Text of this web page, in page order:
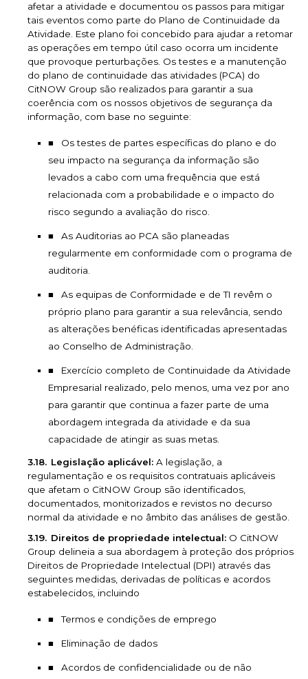
afetar a atividade e documentou os passos para mitigar
tais eventos como parte do Plano de Continuidade da
Atividade. Este plano foi concebido para ajudar a retomar
as operações em tempo útil caso ocorra um incidente
que provoque perturbações. Os testes e a manutenção
do plano de continuidade das atividades (PCA) do
CitNOW Group são realizados para garantir a sua
coerência com os nossos objetivos de segurança da
informação, com base no seguinte:
Os testes de partes específicas do plano e do
seu impacto na segurança da informação são
levados a cabo com uma frequência que está
relacionada com a probabilidade e o impacto do
risco segundo a avaliação do risco.
As Auditorias ao PCA são planeadas
regularmente em conformidade com o programa de
auditoria.
As equipas de Conformidade e de TI revêm o
próprio plano para garantir a sua relevância, sendo
as alterações benéficas identificadas apresentadas
ao Conselho de Administração.
Exercício completo de Continuidade da Atividade
Empresarial realizado, pelo menos, uma vez por ano
para garantir que continua a fazer parte de uma
abordagem integrada da atividade e da sua
capacidade de atingir as suas metas.
Legislação aplicável: A legislação, a
regulamentação e os requisitos contratuais aplicáveis
que afetam o CitNOW Group são identificados,
documentados, monitorizados e revistos no decurso
normal da atividade e no âmbito das análises de gestão.
Direitos de propriedade intelectual: O CitNOW
Group delineia a sua abordagem à proteção dos próprios
Direitos de Propriedade Intelectual (DPI) através das
seguintes medidas, derivadas de políticas e acordos
estabelecidos, incluindo
Termos e condições de emprego
Eliminação de dados
Acordos de confidencialidade ou de não